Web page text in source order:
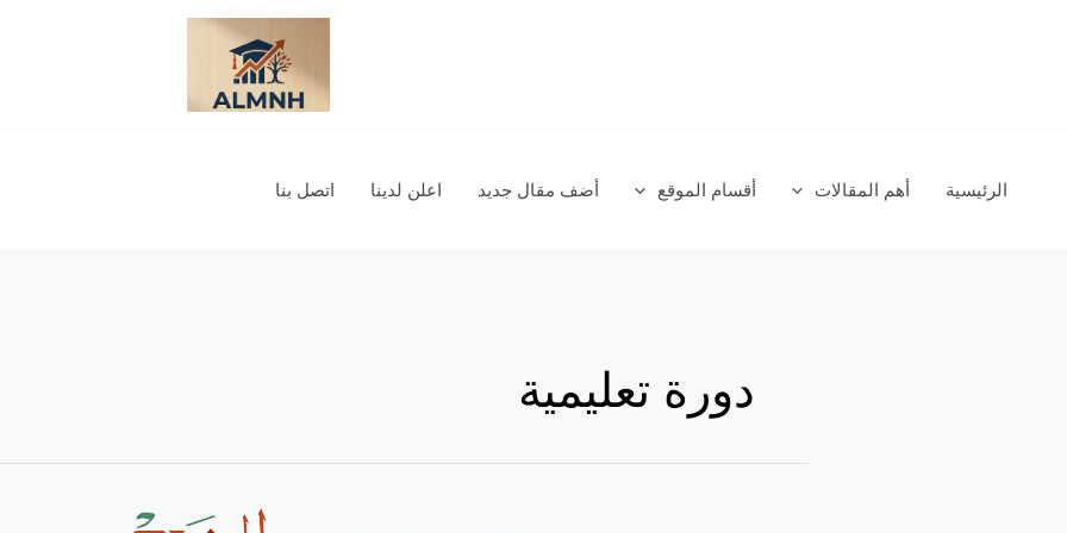
الرئيسية أهم المقالات أقسام الموقع أضف مقال جديد اعلن لدينا اتصل بنا
دورة تعليمية